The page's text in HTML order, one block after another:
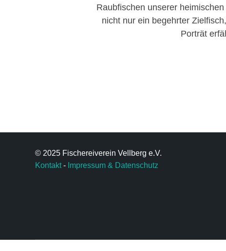
Raubfischen unserer
nicht nur ein begehrter
Porträt
© 2025 Fischereiverein Vellberg e.V.
Kontakt- Impressum & Datenschutz